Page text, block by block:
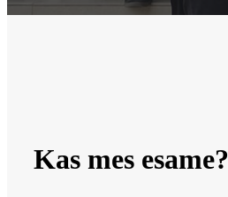
Kas mes esame?